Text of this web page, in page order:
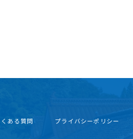
くある質問 プライバシーポリシー